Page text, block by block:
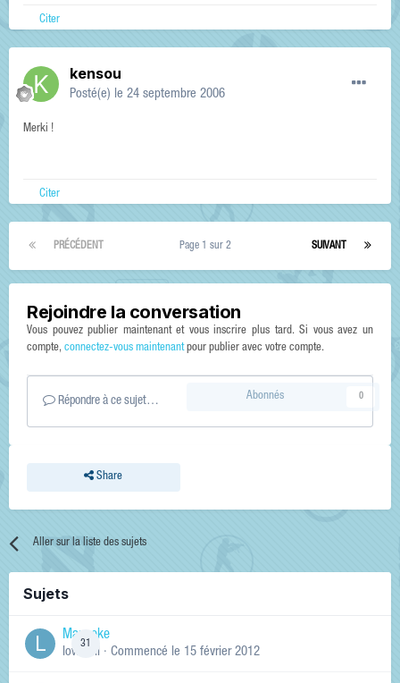
Citer
kensou
Posté(e) le 24 septembre 2006
Merki !
Citer
PRÉCÉDENT SUIVANT
Page 1 sur 2
Rejoindre la conversation
Vous pouvez publier maintenant et vous inscrire plus tard. Si vous avez un
compte, connectez-vous maintenantpour publier avec votre compte.
Répondre à ce sujet…
Share
Abonnés 0
Aller sur la liste des sujets
Sujets
31
Manneke
lowskill · Commencé le 15 février 2012